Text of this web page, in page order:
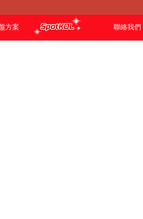
方案 聯絡我們